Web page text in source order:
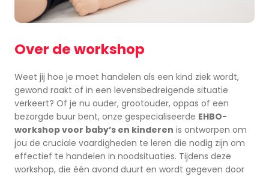
Over de workshop
Weet jij hoe je moet handelen als een kind ziek wordt,
gewond raakt of in een levensbedreigende situatie
verkeert? Of je nu ouder, grootouder, oppas of een
bezorgde buur bent, onze gespecialiseerde EHBO-
workshop voor baby’s en kinderen is ontworpen om
jou de cruciale vaardigheden te leren die nodig zijn om
effectief te handelen in noodsituaties. Tijdens deze
workshop, die één avond duurt en wordt gegeven door